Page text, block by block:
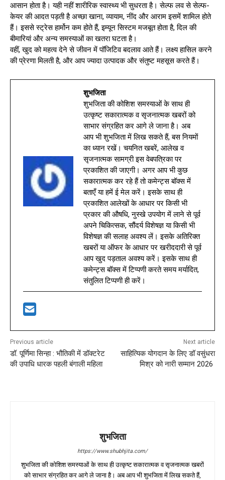
आसान होता है। यही नहीं शारीरिक स्वास्थ्य भी सुधरता है। सेल्फ लव से सेल्फ-
केयर की आदत पड़ती है अच्छा खाना, व्यायाम, नींद और आराम इसमें शामिल होते
हैं। इससे स्ट्रेस हार्मोन कम होते हैं, इम्यून सिस्टम मजबूत होता है, दिल की
बीमारियां और अन्य समस्याओं का खतरा घटता है।
वहीं, खुद को महत्व देने से जीवन में पॉजिटिव बदलाव आते हैं। लक्ष्य हासिल करने
की प्रेरणा मिलती है, और आप ज्यादा उत्पादक और संतुष्ट महसूस करते हैं।
शुभजिता
शुभजिता की कोशिश समस्याओं के साथ ही
उत्कृष्ट सकारात्मक व सृजनात्मक खबरों को
साभार संग्रहित कर आगे ले जाना है। अब
आप भी शुभजिता में लिख सकते हैं, बस नियमों
का ध्यान रखें। चयनित खबरें, आलेख व
सृजनात्मक सामग्री इस वेबपत्रिका पर
प्रकाशित की जाएगी। अगर आप भी कुछ
सकारात्मक कर रहे हैं तो कमेन्ट्स बॉक्स में
बताएँ या हमें ई मेल करें। इसके साथ ही
प्रकाशित आलेखों के आधार पर किसी भी
प्रकार की औषधि, नुस्खे उपयोग में लाने से पूर्व
अपने चिकित्सक, सौंदर्य विशेषज्ञ या किसी भी
विशेषज्ञ की सलाह अवश्य लें। इसके अतिरिक्त
खबरों या ऑफर के आधार पर खरीददारी से पूर्व
आप खुद पड़ताल अवश्य करें। इसके साथ ही
कमेन्ट्स बॉक्स में टिप्पणी करते समय मर्यादित,
संतुलित टिप्पणी ही करें।
Previous article
डॉ. पूर्णिमा सिन्हा : भौतिकी में डॉक्टरेट
की उपाधि धारक पहली बंगाली महिला
Next article
साहित्यिक योगदान के लिए डॉ वसुंधरा
मिश्र को नारी सम्मान 2026
शुभजिता
https://www.shubhjita.com/
शुभजिता की कोशिश समस्याओं के साथ ही उत्कृष्ट सकारात्मक व सृजनात्मक खबरों
को साभार संग्रहित कर आगे ले जाना है। अब आप भी शुभजिता में लिख सकते हैं,